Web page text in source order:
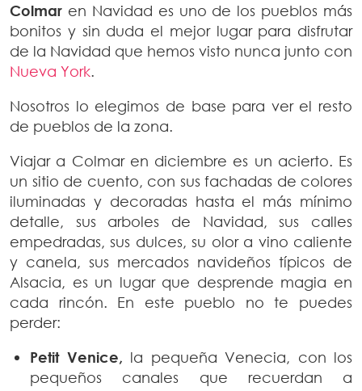
Colmar en Navidad es uno de los pueblos más
bonitos y sin duda el mejor lugar para disfrutar
de la Navidad que hemos visto nunca junto con
Nueva York.
Nosotros lo elegimos de base para ver el resto
de pueblos de la zona.
Viajar a Colmar en diciembre es un acierto. Es
un sitio de cuento, con sus fachadas de colores
iluminadas y decoradas hasta el más mínimo
detalle, sus arboles de Navidad, sus calles
empedradas, sus dulces, su olor a vino caliente
y canela, sus mercados navideños típicos de
Alsacia, es un lugar que desprende magia en
cada rincón. En este pueblo no te puedes
perder:
Petit Venice, la pequeña Venecia, con los
pequeños canales que recuerdan a